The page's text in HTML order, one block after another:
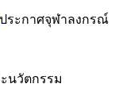
ประกาศจุฬาลงกรณ์
นวัตกรรม